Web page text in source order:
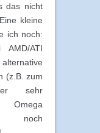
das nicht
kleine
ich noch:
ATI
(z.B. zum
sehr
noch